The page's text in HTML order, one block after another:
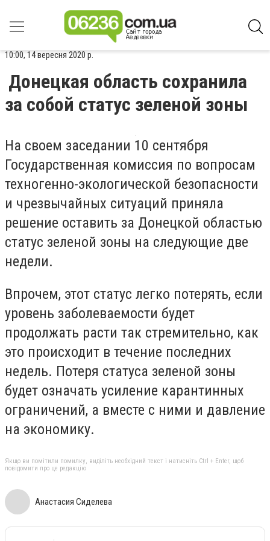
10:00, 14 вересня 2020 р.
Донецкая область сохранила
за собой статус зеленой зоны
На своем заседании 10 сентября
Государственная комиссия по вопросам
техногенно-экологической безопасности
и чрезвычайных ситуаций приняла
решение оставить за Донецкой областью
статус зеленой зоны на следующие две
недели.
Впрочем, этот статус легко потерять, если
уровень заболеваемости будет
продолжать расти так стремительно, как
это происходит в течение последних
недель. Потеря статуса зеленой зоны
будет означать усиление карантинных
ограничений, а вместе с ними и давление
на экономику.
Якщо ви помітили помилку, виділіть необхідний текст і натисніть Ctrl + Enter, щоб
повідомити про це редакцію
Анастасия Сиделева